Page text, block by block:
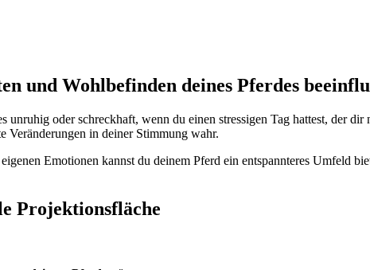
und Wohlbefinden deines Pferdes
unruhig oder schreckhaft, wenn du einen stressigen Tag hattest, der
Veränderungen in deiner Stimmung wahr.
Emotionen kannst du deinem Pferd ein entspannteres Umfeld
Projektionsfläche